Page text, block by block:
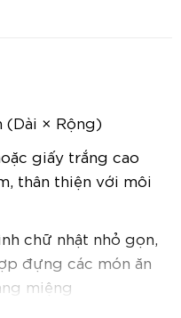
(Dài × Rộng)
giấy trắng cao
thân thiện với môi
chữ nhật nhỏ gọn,
đựng các món ăn
miệng